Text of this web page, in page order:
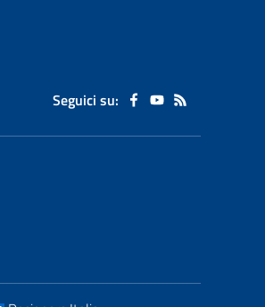
Seguici su: